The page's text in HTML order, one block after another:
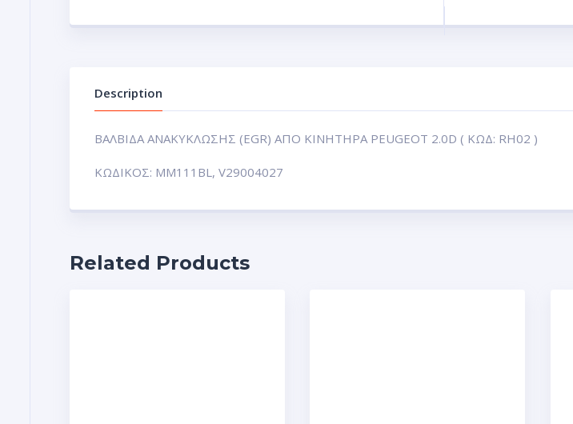
Description
ΒΑΛΒΙΔΑ ΑΝΑΚΥΚΛΩΣΗΣ (EGR) ΑΠΟ ΚΙΝΗΤΗΡΑ PEUGEOT 2.0D ( ΚΩΔ: RH02 )
ΚΩΔΙΚΟΣ: MM111BL, V29004027
Related Products